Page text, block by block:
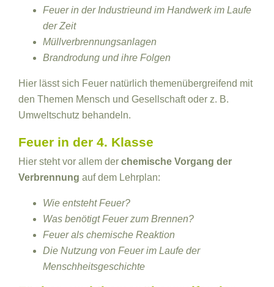
Feuer in der Industrieund im Handwerk im Laufe
der Zeit
Müllverbrennungsanlagen
Brandrodung und ihre Folgen
Hier lässt sich Feuer natürlich themenübergreifend mit
den Themen Mensch und Gesellschaft oder z. B.
Umweltschutz behandeln.
Feuer in der 4. Klasse
Hier steht vor allem der chemische Vorgang der
Verbrennung auf dem Lehrplan:
Wie entsteht Feuer?
Was benötigt Feuer zum Brennen?
Feuer als chemische Reaktion
Die Nutzung von Feuer im Laufe der
Menschheitsgeschichte